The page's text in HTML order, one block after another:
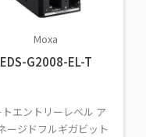
Moxa
EDS-G2008-EL-T
トエントリーレベル ア
ージドフルギガビット